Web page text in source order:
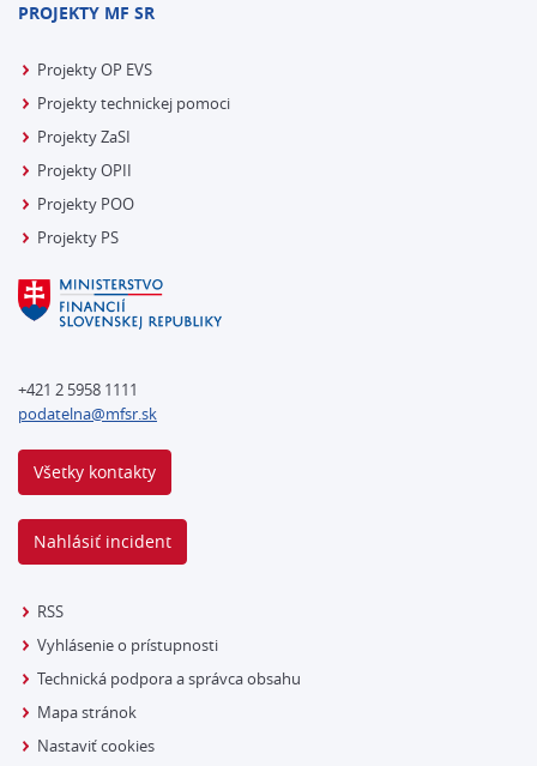
PROJEKTY MF SR
Projekty OP EVS
Projekty technickej pomoci
Projekty ZaSI
Projekty OPII
Projekty POO
Projekty PS
+421 2 5958 1111
podatelna@mfsr.sk
Všetky kontakty
Nahlásiť incident
RSS
Vyhlásenie o prístupnosti
Technická podpora a správca obsahu
Mapa stránok
Nastaviť cookies